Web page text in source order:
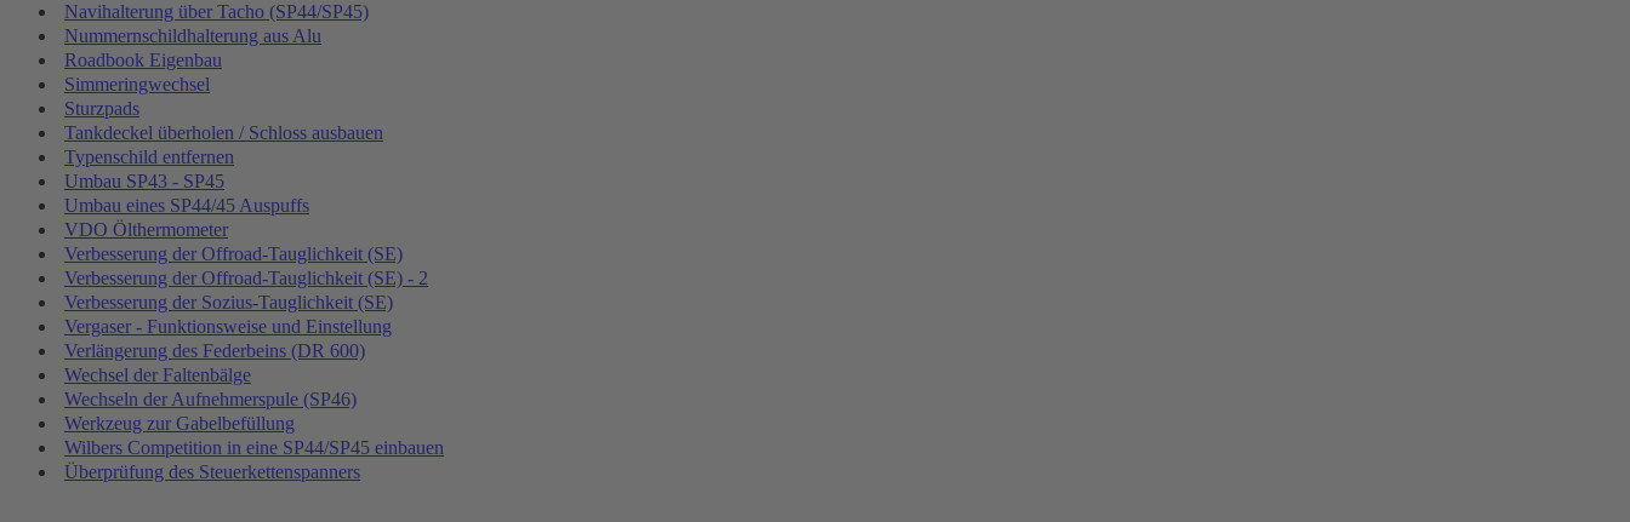
Navihalterung über Tacho (SP44/SP45)
Nummernschildhalterung aus Alu
Roadbook Eigenbau
Simmeringwechsel
Sturzpads
Tankdeckel überholen / Schloss ausbauen
Typenschild entfernen
Umbau SP43 - SP45
Umbau eines SP44/45 Auspuffs
VDO Ölthermometer
Verbesserung der Offroad-Tauglichkeit (SE)
Verbesserung der Offroad-Tauglichkeit (SE) - 2
Verbesserung der Sozius-Tauglichkeit (SE)
Vergaser - Funktionsweise und Einstellung
Verlängerung des Federbeins (DR 600)
Wechsel der Faltenbälge
Wechseln der Aufnehmerspule (SP46)
Werkzeug zur Gabelbefüllung
Wilbers Competition in eine SP44/SP45 einbauen
Überprüfung des Steuerkettenspanners